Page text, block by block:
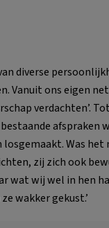
diverse
Vanuit ons eigen
verdachten’.
afspraken
Was het
zij zich ook
wat wij wel in hen
wakker gekust.’